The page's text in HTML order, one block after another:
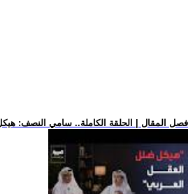
.. فصل المقال | الحلقة الكاملة.. سامي النصف: